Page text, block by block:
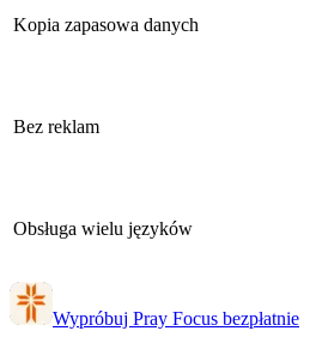
Kopia zapasowa danych
Bez reklam
Obsługa wielu języków
Wypróbuj Pray Focus bezpłatnie